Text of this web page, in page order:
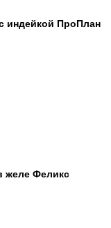
индейкой ПроПлан
желе Феликс